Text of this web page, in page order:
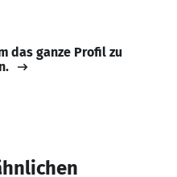
das ganze Profil zu